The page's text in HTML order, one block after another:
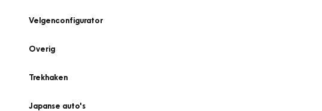
Velgenconfigurator
Overig
Trekhaken
Japanse auto's